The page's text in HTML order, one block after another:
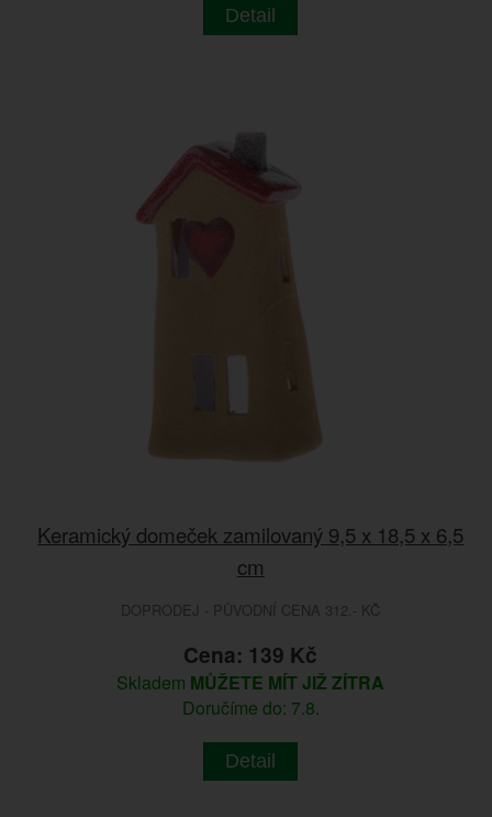
Detail
Keramický domeček zamilovaný 9,5 x 18,5 x 6,5
cm
DOPRODEJ - PŮVODNÍ CENA 312.- KČ
Cena: 139 Kč
Skladem MŮŽETE MÍT JIŽ ZÍTRA
Doručíme do: 7.8.
Detail